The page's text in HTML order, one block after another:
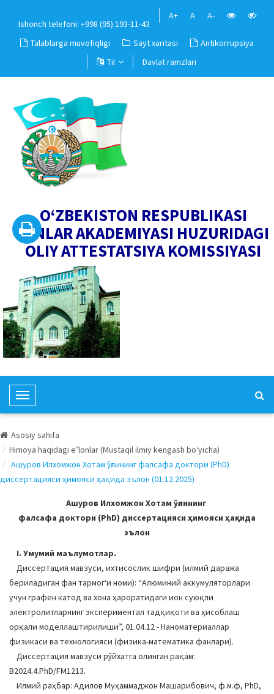
Ishonch telefoni: +998 (95) 193-11-43
A+ A A-
Talablarga muvofiqligi Sayt xaritasi
Antikorrupsiya
Til
Davlat ramzlari
O‘ZBEKISTON RESPUBLIKASI
FANLAR AKADEMIYASI HUZURIDAGI
OLIY ATTESTATSIYA KOMISSIYASI
T
o
g
e
N
v
a
t
i
o
n
Asosiy sahifa
Himoya haqidagi e’lonlar (Mustaqil ilmiy kengash bo‘yicha)
Ашуров Илхомжон Хотам ўғлининг фалсафа доктори (PhD)
диссертацияси ҳимояси ҳақида эълон (01.12.2025)
Ашуров Илхомжон Хотам ўғлининг
фалсафа доктори (PhD) диссертацияси ҳимояси ҳақида
эълон
I. Умумий маълумотлар.
Диссертация мавзуси, ихтисослик шифри (илмий даража
бериладиган фан тармогʻи номи): “Алюминий аккумуляторлари
учун графен катод ва хона ҳароратидаги ион суюқли
электролитларнинг экспериментал тадқиқоти ва ҳисоблаш
орқали моделлаштирилиши”, 01.04.12 - Наноматериаллар
физикаси ва технологияси (физика-математика фанлари).
Диссертация мавзуси рўйхатга олинган рақам:
B2024.4.PhD/FM1213.
Илмий раҳбар: Адилов Муҳаммаджон Машарибович, ф.м.ф, PhD,